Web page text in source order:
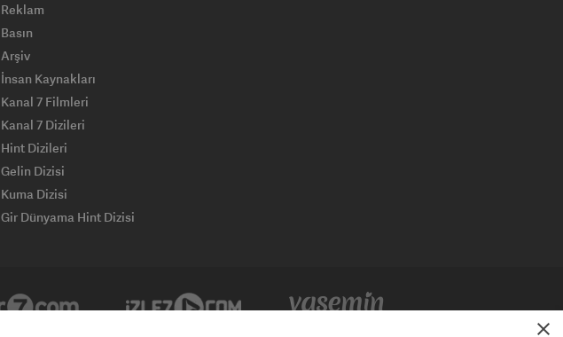
Reklam
Basın
Arşiv
İnsan Kaynakları
Kanal 7 Filmleri
Kanal 7 Dizileri
Hint Dizileri
Gelin Dizisi
Kuma Dizisi
Gir Dünyama Hint Dizisi